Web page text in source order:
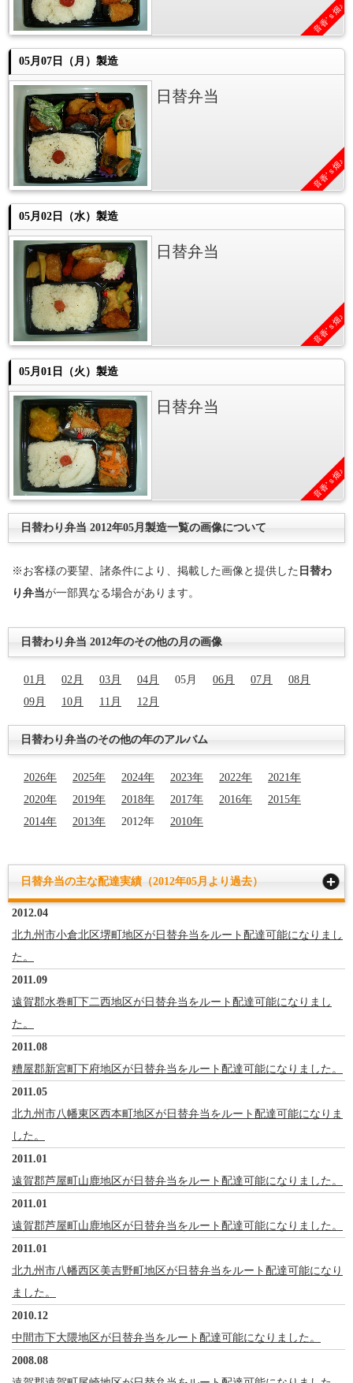
音香’ｓ畑♪
05月07日（月）製造
日替弁当
音香’ｓ畑♪
05月02日（水）製造
日替弁当
音香’ｓ畑♪
05月01日（火）製造
日替弁当
音香’ｓ畑♪
日替わり弁当 2012年05月製造一覧の画像について
※お客様の要望、諸条件により、掲載した画像と提供した 日替わ
り弁当が一部異なる場合があります。
日替わり弁当 2012年のその他の月の画像
01月 02月 03月 04月 05月 06月 07月
08月
09月
10月 11月 12月
日替わり弁当のその他の年のアルバム
2026年 2025年 2024年 2023年 2022年
2021年
2020年
2019年 2018年 2017年 2016年
2015年
2014年
2013年 2012年 2010年
日替弁当の主な配達実績（2012年05月より過去）
2012.04
北九州市小倉北区堺町地区が日替弁当をルート配達可能になりまし
た。
2011.09
遠賀郡水巻町下二西地区が日替弁当をルート配達可能になりまし
た。
2011.08
糟屋郡新宮町下府地区が日替弁当をルート配達可能になりました。
2011.05
北九州市八幡東区西本町地区が日替弁当をルート配達可能になりま
した。
2011.01
遠賀郡芦屋町山鹿地区が日替弁当をルート配達可能になりました。
2011.01
遠賀郡芦屋町山鹿地区が日替弁当をルート配達可能になりました。
2011.01
北九州市八幡西区美吉野町地区が日替弁当をルート配達可能になり
ました。
2010.12
中間市下大隈地区が日替弁当をルート配達可能になりました。
2008.08